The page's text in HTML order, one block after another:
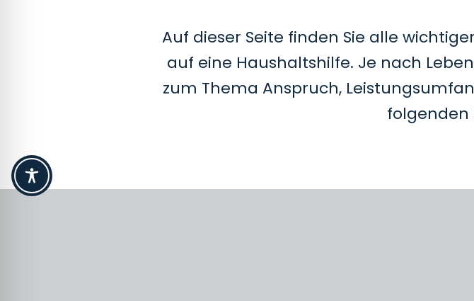
Auf dieser Seite finden Sie alle
auf eine Haushaltshilfe. Je nach
zum Thema Anspruch,
folgenden